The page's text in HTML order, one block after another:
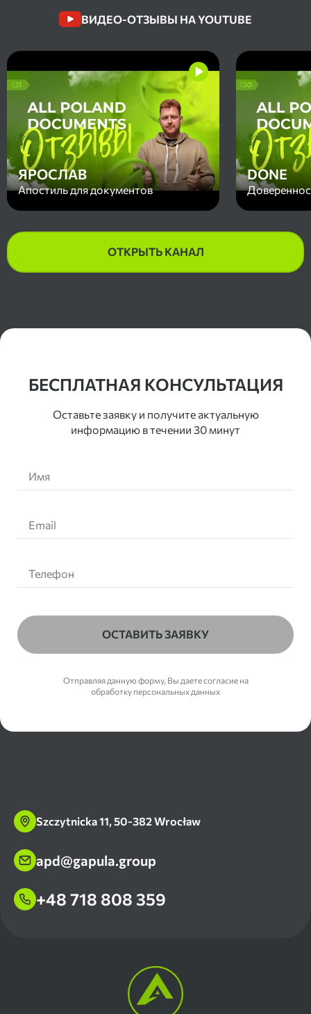
ВИДЕО-ОТЗЫВЫ НА YOUTUBE
ЯРОСЛАВ
Апостиль для документов
DONE
ОТКРЫТЬ КАНАЛ
Контакты
БЕСПЛАТНАЯ КОНСУЛЬТАЦИЯ
Оставьте заявку и получите актуальную
информацию в течении 30 минут
ОСТАВИТЬ ЗАЯВКУ
Отправляя данную форму, Вы даете согласие на
обработку персональных данных
Szczytnicka 11, 50-382 Wrocław
apd@gapula.group
+48 718 808 359